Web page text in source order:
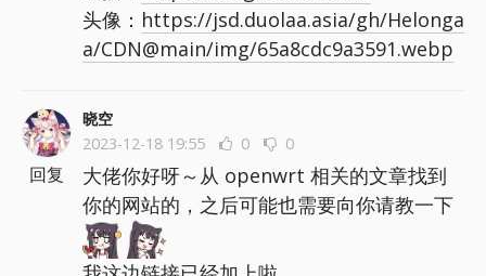
头像： https://jsd.duolaa.asia/gh/Helonga
a/CDN@main/img/65a8cdc9a3591.webp
晓空
2023-12-18 19:55
0 0
大佬你好呀～从 openwrt 相关的文章找到
你的网站的，之后可能也需要向你请教一下
回复